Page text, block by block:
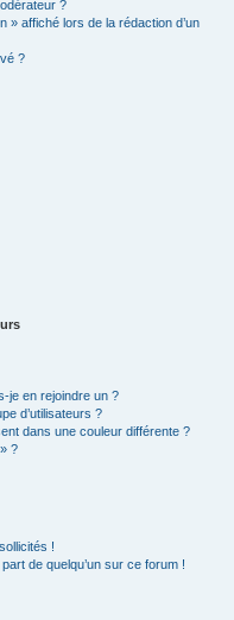
?
» affiché lors de la rédaction d’un
?
je en rejoindre un ?
d’utilisateurs ?
dans une couleur différente ?
?
!
de quelqu’un sur ce forum !